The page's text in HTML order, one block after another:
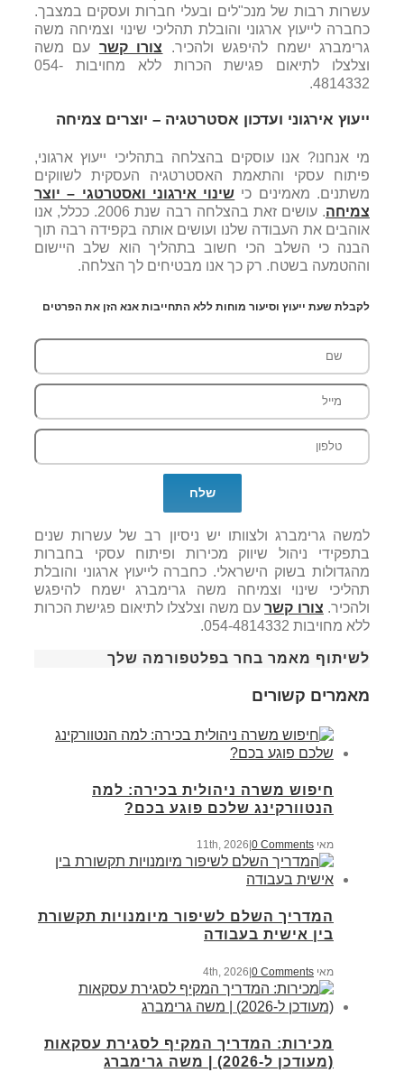
עשרות רבות של מנכ"לים ובעלי חברות ועסקים במצבך.
כחברה לייעוץ ארגוני והובלת תהליכי שינוי וצמיחה משה
גרימברג ישמח להיפגש ולהכיר. צורו קשר עם משה
וצלצלו לתיאום פגישת הכרות ללא מחויבות 054-
4814332.
ייעוץ אירגוני ועדכון אסטרטגיה – יוצרים צמיחה
מי אנחנו? אנו עוסקים בהצלחה בתהליכי ייעוץ ארגוני,
פיתוח עסקי והתאמת האסטרטגיה העסקית לשווקים
משתנים. מאמינים כי שינוי אירגוני ואסטרטגי – יוצר
צמיחה
. עושים זאת בהצלחה רבה שנת 2006. ככלל, אנו
אוהבים את העבודה שלנו ועושים אותה בקפידה רבה תוך
הבנה כי השלב הכי חשוב בתהליך הוא שלב היישום
וההטמעה בשטח. רק כך אנו מבטיחים לך הצלחה.
לקבלת שעת ייעוץ וסיעור מוחות ללא התחייבות אנא הזן את הפרטים
למשה גרימברג ולצוותו יש ניסיון רב של עשרות שנים
בתפקידי ניהול שיווק מכירות ופיתוח עסקי בחברות
מהגדולות בשוק הישראלי. כחברה לייעוץ ארגוני והובלת
תהליכי שינוי וצמיחה משה גרימברג ישמח להיפגש
ולהכיר. צורו קשרעם משה וצלצלו לתיאום פגישת הכרות
ללא מחויבות 054-4814332.
לשיתוף מאמר בחר בפלטפורמה שלך
מאמרים קשורים
חיפוש משרה ניהולית בכירה: למה
הנטוורקינג שלכם פוגע בכם?
מאי 11th, 2026 0 Comments
המדריך השלם לשיפור מיומנויות תקשורת
בין אישית בעבודה
מאי 4th, 2026 |0 Comments
מכירות: המדריך המקיף לסגירת עסקאות
(מעודכן ל-2026) | משה גרימברג